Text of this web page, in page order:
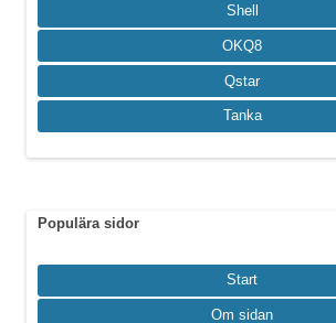
Shell
OKQ8
Qstar
Tanka
Populära sidor
Start
Om sidan